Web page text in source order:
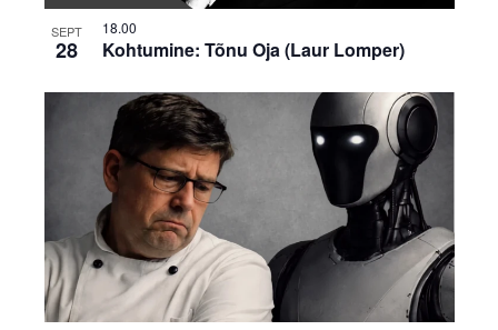
SEPT
28 Kohtumine: Tõnu Oja (Laur Lomper)
18.00